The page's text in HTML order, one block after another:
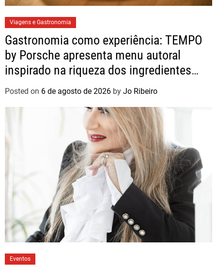
Viagens e Gastronomia
Gastronomia como experiência: TEMPO
by Porsche apresenta menu autoral
inspirado na riqueza dos ingredientes
brasileiros
Posted on 6 de agosto de 2026 by Jo Ribeiro
Eventos